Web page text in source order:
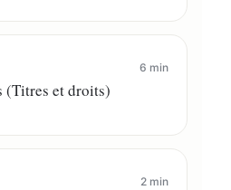
6 min
(Titres et droits)
2 min